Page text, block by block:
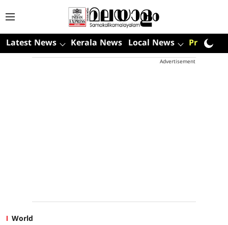
Latest News Kerala News Local News Premium
Advertisement
World